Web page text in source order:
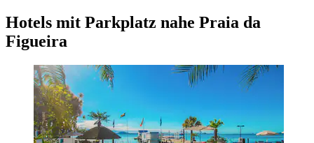
Hotels mit Parkplatz nahe Praia da
Figueira